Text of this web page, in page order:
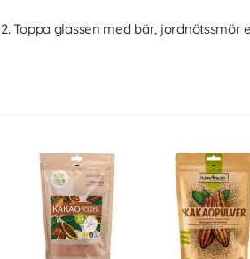
2. Toppa glassen med bär, jordnötssmör